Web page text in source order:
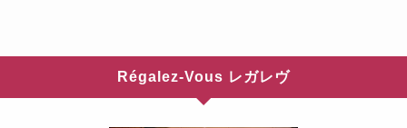
Régalez-Vous レガレヴ